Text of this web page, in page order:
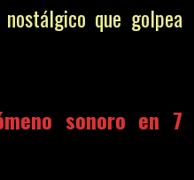
que golpea
sonoro en 7